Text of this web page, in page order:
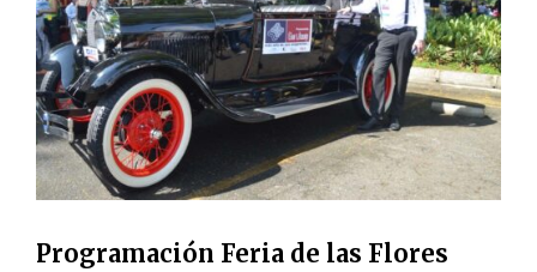
Programación Feria de las Flores